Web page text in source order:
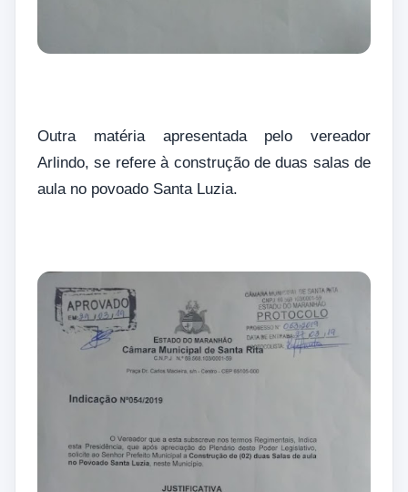
Outra matéria apresentada pelo vereador
Arlindo, se refere à construção de duas salas de
aula no povoado Santa Luzia.